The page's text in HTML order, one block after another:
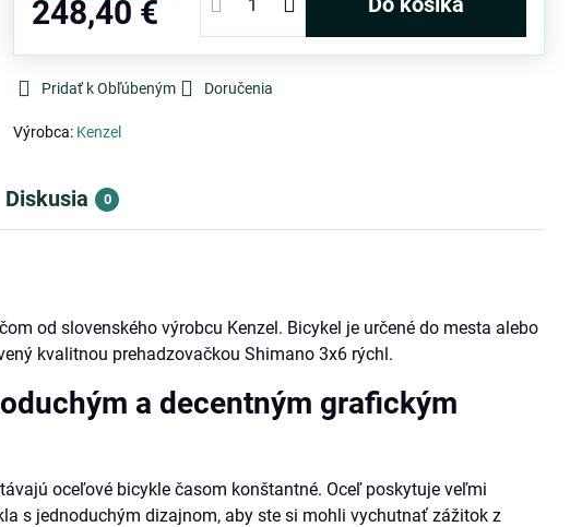
248,40 €
Pridať k Obľúbeným Doručenia
Výrobca: Kenzel
Diskusia 0
od slovenského výrobcu Kenzel. Bicykel je určené do mesta alebo
kvalitnou prehadzovačkou Shimano 3x6 rýchl.
a decentným grafickým
oceľové bicykle časom konštantné. Oceľ poskytuje veľmi
s jednoduchým dizajnom, aby ste si mohli vychutnať zážitok z